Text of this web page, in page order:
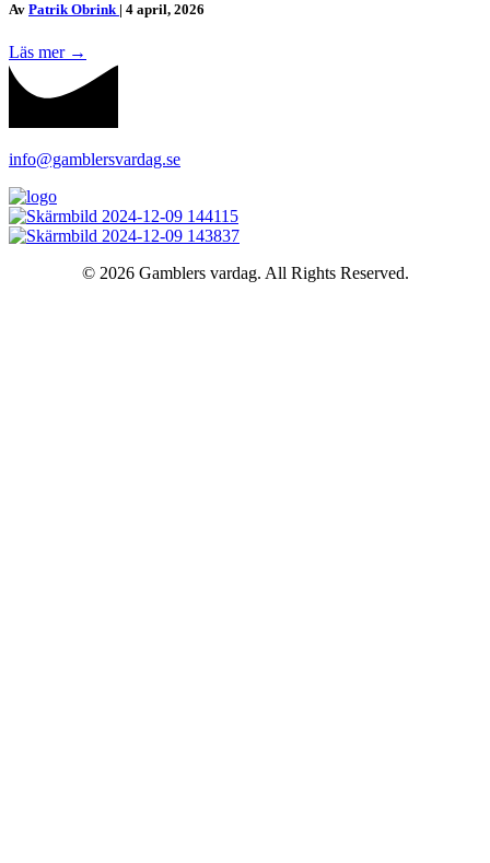
Av Patrik Obrink | 4 april, 2026
Läs mer →
info@gamblersvardag.se
© 2026 Gamblers vardag. All Rights Reserved.